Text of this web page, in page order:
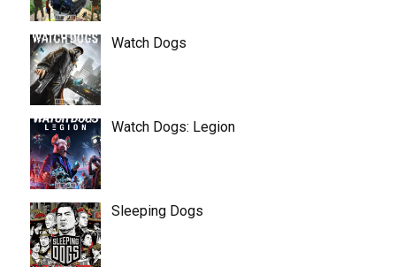
Watch Dogs
Watch Dogs: Legion
Sleeping Dogs